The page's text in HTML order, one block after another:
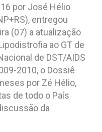
por José Hélio
entregou
(07) a atualização
ao GT de
de DST/AIDS
2010, o Dossiê
por Zé Hélio,
de todo o País
da